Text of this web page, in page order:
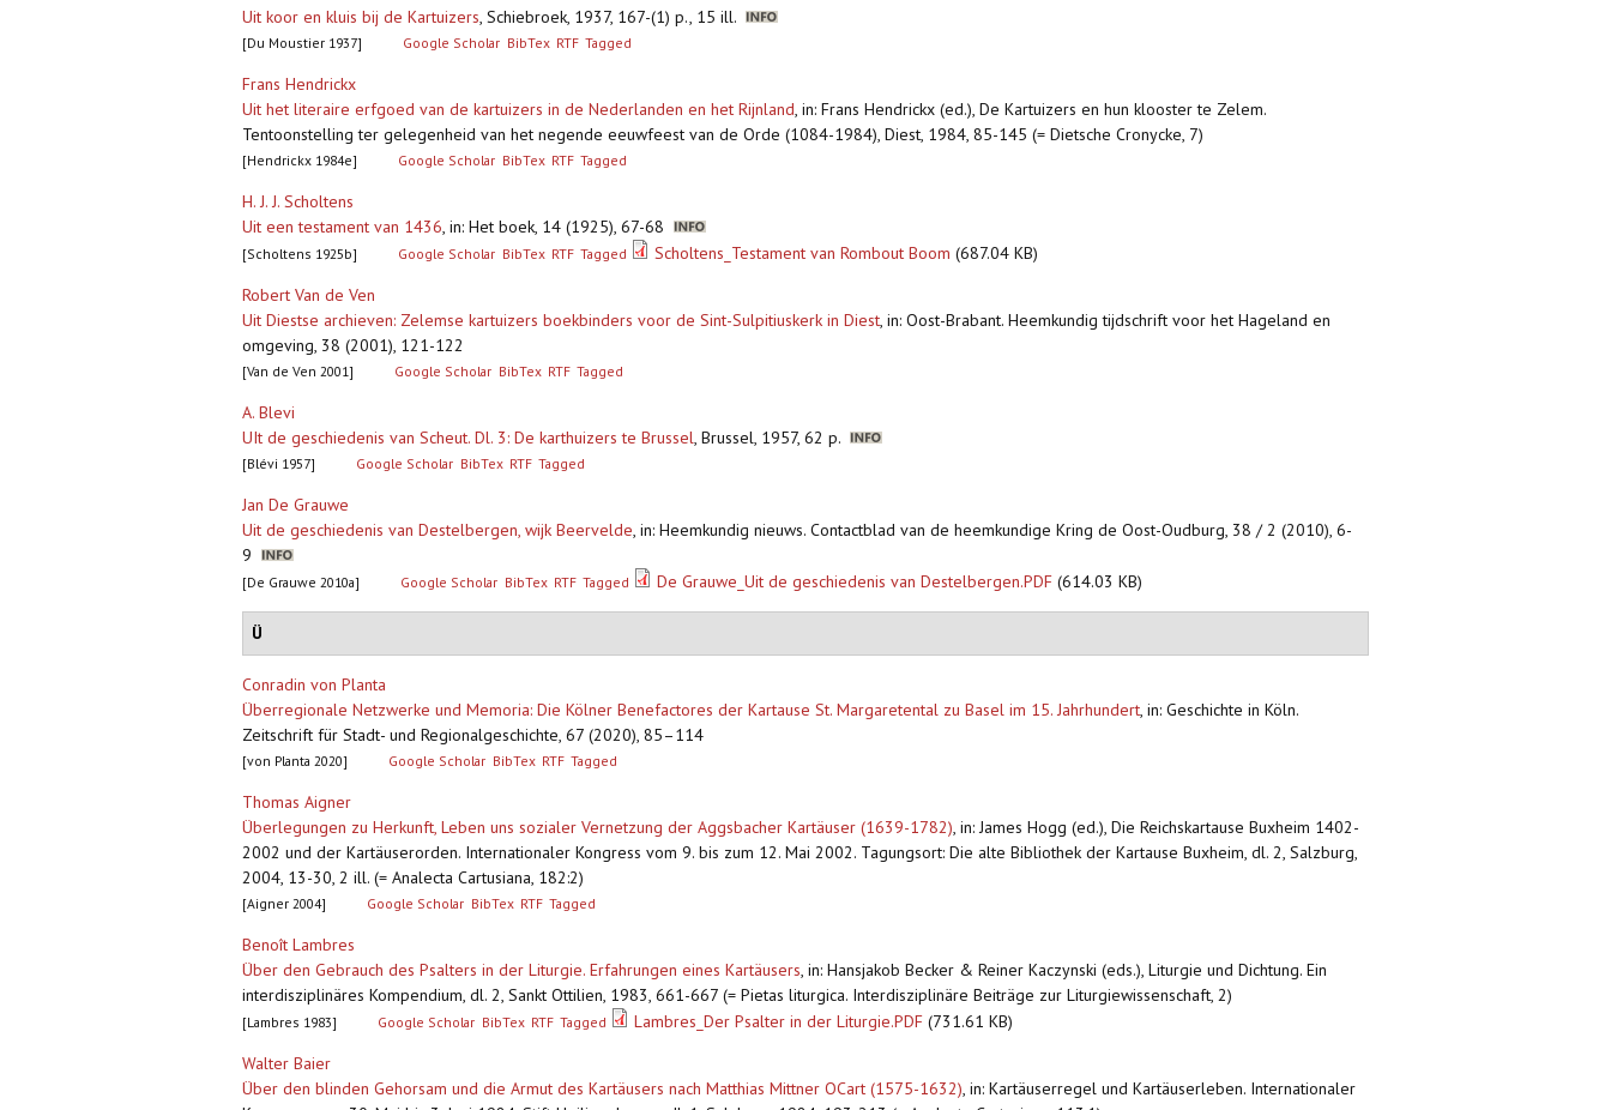
Uit koor en kluis bij de Kartuizers, Schiebroek, 1937, 167-(1) p., 15 ill.
[Du Moustier 1937] Google Scholar BibTex RTF Tagged
Frans Hendrickx
Uit het literaire erfgoed van de kartuizers in de Nederlanden en het Rijnland, in: Frans Hendrickx (ed.), De Kartuizers en hun klooster te Zelem.
Tentoonstelling ter gelegenheid van het negende eeuwfeest van de Orde (1084-1984), Diest, 1984, 85-145 (= Dietsche Cronycke, 7)
[Hendrickx 1984e] Google Scholar BibTex RTF Tagged
H. J. J. Scholtens
Uit een testament van 1436, in: Het boek, 14 (1925), 67-68
[Scholtens 1925b] Google Scholar BibTex RTF Tagged Scholtens_Testament van Rombout Boom (687.04 KB)
Robert Van de Ven
Uit Diestse archieven: Zelemse kartuizers boekbinders voor de Sint-Sulpitiuskerk in Diest, in: Oost-Brabant. Heemkundig tijdschrift voor het Hageland en
omgeving, 38 (2001), 121-122
[Van de Ven 2001] Google Scholar BibTex RTF Tagged
A. Blevi
UIt de geschiedenis van Scheut. Dl. 3: De karthuizers te Brussel, Brussel, 1957, 62 p.
[Blévi 1957] Google Scholar BibTex RTF Tagged
Jan De Grauwe
Uit de geschiedenis van Destelbergen, wijk Beervelde, in: Heemkundig nieuws. Contactblad van de heemkundige Kring de Oost-Oudburg, 38 / 2 (2010), 6-
9
[De Grauwe 2010a] Google Scholar BibTex RTF Tagged De Grauwe_Uit de geschiedenis van Destelbergen.PDF (614.03 KB)
Ü
Conradin von Planta
Überregionale Netzwerke und Memoria: Die Kölner Benefactores der Kartause St. Margaretental zu Basel im 15. Jahrhundert, in: Geschichte in Köln.
Zeitschrift für Stadt- und Regionalgeschichte, 67 (2020), 85–114
[von Planta 2020] Google Scholar BibTex RTF Tagged
Thomas Aigner
Überlegungen zu Herkunft, Leben uns sozialer Vernetzung der Aggsbacher Kartäuser (1639-1782), in: James Hogg (ed.), Die Reichskartause Buxheim 1402-
2002 und der Kartäuserorden. Internationaler Kongress vom 9. bis zum 12. Mai 2002. Tagungsort: Die alte Bibliothek der Kartause Buxheim, dl. 2, Salzburg,
2004, 13-30, 2 ill. (= Analecta Cartusiana, 182:2)
[Aigner 2004] Google Scholar BibTex RTF Tagged
Benoît Lambres
Über den Gebrauch des Psalters in der Liturgie. Erfahrungen eines Kartäusers, in: Hansjakob Becker & Reiner Kaczynski (eds.), Liturgie und Dichtung. Ein
interdisziplinäres Kompendium, dl. 2, Sankt Ottilien, 1983, 661-667 (= Pietas liturgica. Interdisziplinäre Beiträge zur Liturgiewissenschaft, 2)
[Lambres 1983] Google Scholar BibTex RTF Tagged Lambres_Der Psalter in der Liturgie.PDF (731.61 KB)
Walter Baier
Über den blinden Gehorsam und die Armut des Kartäusers nach Matthias Mittner OCart (1575-1632), in: Kartäuserregel und Kartäuserleben. Internationaler